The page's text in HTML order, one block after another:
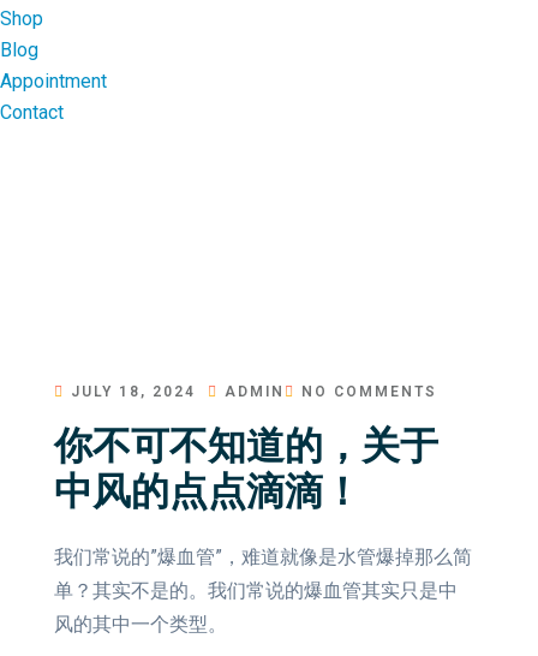
Shop
Blog
Appointment
Contact
JULY 18, 2024 ADMIN NO COMMENTS
你不可不知道的，关于
中风的点点滴滴！
我们常说的”爆血管”，难道就像是水管爆掉那么简
单？其实不是的。我们常说的爆血管其实只是中
风的其中一个类型。